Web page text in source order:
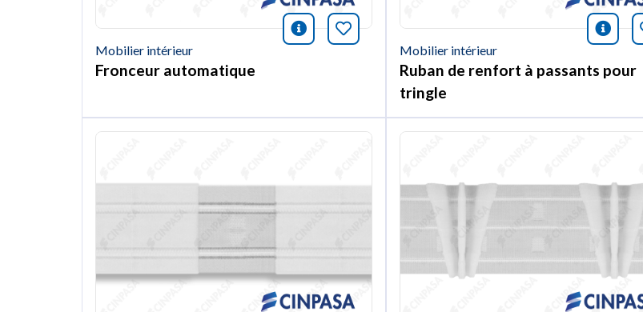
icono información
Marquer cet article
Mobilier intérieur
Fronceur automatique
Mobilier intérieur
Ruban de renfort à passants pour
tringle